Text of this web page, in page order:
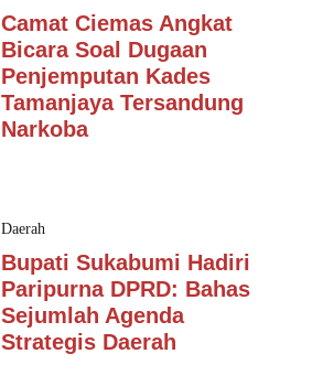
Camat Ciemas Angkat
Bicara Soal Dugaan
Penjemputan Kades
Tamanjaya Tersandung
Narkoba
Daerah
Bupati Sukabumi Hadiri
Paripurna DPRD: Bahas
Sejumlah Agenda
Strategis Daerah